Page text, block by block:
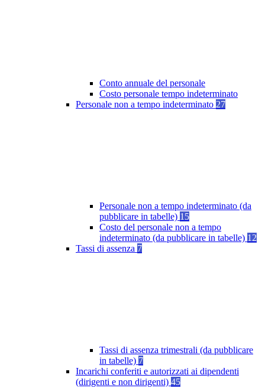
Conto annuale del personale
Costo personale tempo indeterminato
Personale non a tempo indeterminato 27
Personale non a tempo indeterminato (da
pubblicare in tabelle) 15
Costo del personale non a tempo
indeterminato (da pubblicare in tabelle) 12
Tassi di assenza 7
Tassi di assenza trimestrali (da pubblicare
in tabelle) 7
Incarichi conferiti e autorizzati ai dipendenti
(dirigenti e non dirigenti) 45